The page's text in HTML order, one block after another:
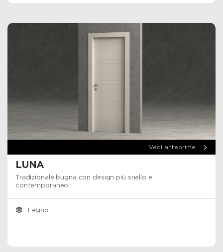
Vedi anteprime
LUNA
Tradizionale bugna con design più snello e
contemporaneo.
Legno